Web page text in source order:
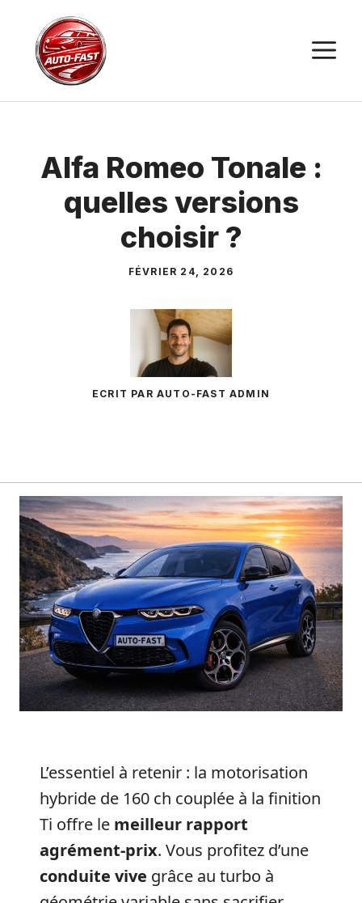
contenu
Alfa Romeo Tonale :
quelles versions
choisir ?
FÉVRIER 24, 2026
ECRIT PAR AUTO-FAST ADMIN
L’essentiel à retenir : la motorisation
hybride de 160 ch couplée à la finition
Ti offre le meilleur rapport
agrément-prix. Vous profitez d’une
conduite vive grâce au turbo à